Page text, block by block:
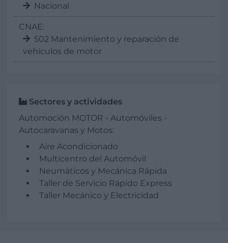
Nacional
CNAE:
502 Mantenimiento y reparación de
vehículos de motor
Sectores y actividades
Automoción MOTOR - Automóviles -
Autocaravanas y Motos:
Aire Acondicionado
Multicentro del Automóvil
Neumáticos y Mecánica Rápida
Taller de Servicio Rápido Express
Taller Mecánico y Electricidad